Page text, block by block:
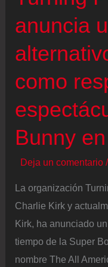
anuncia
como
Bunny
Deja un comentario /
La organización
Charlie Kirk y
Kirk, ha anunciado
tiempo de la Super
nombre The All